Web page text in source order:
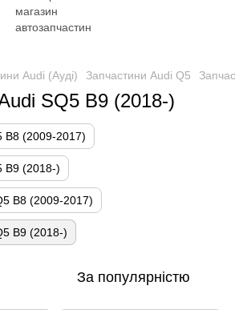
Audi (Ауді) Запчастини Audi Q5
SQ5 B9 (2018-)
B8 (2009-2017)
B9 (2018-)
B8 (2009-2017)
B9 (2018-)
За популярністю